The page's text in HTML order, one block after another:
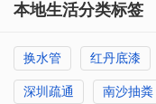
本地生活分类标签
换水管 红丹底漆
深圳疏通 南沙抽粪